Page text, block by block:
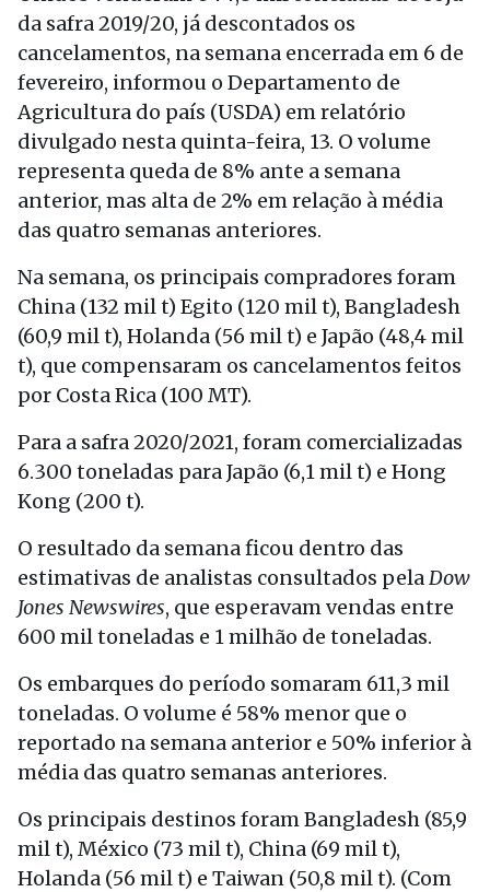
da safra 2019/20, já descontados os
cancelamentos, na semana encerrada em 6 de
fevereiro, informou o Departamento de
Agricultura do país (USDA) em relatório
divulgado nesta quinta-feira, 13. O volume
representa queda de 8% ante a semana
anterior, mas alta de 2% em relação à média
das quatro semanas anteriores.
Na semana, os principais compradores foram
China (132 mil t) Egito (120 mil t), Bangladesh
(60,9 mil t), Holanda (56 mil t) e Japão (48,4 mil
t), que compensaram os cancelamentos feitos
por Costa Rica (100 MT).
Para a safra 2020/2021, foram comercializadas
6.300 toneladas para Japão (6,1 mil t) e Hong
Kong (200 t).
O resultado da semana ficou dentro das
estimativas de analistas consultados pelaDow
Jones Newswires, que esperavam vendas entre
600 mil toneladas e 1 milhão de toneladas.
Os embarques do período somaram 611,3 mil
toneladas. O volume é 58% menor que o
reportado na semana anterior e 50% inferior à
média das quatro semanas anteriores.
Os principais destinos foram Bangladesh (85,9
mil t), México (73 mil t), China (69 mil t),
Holanda (56 mil t) e Taiwan (50,8 mil t). (Com